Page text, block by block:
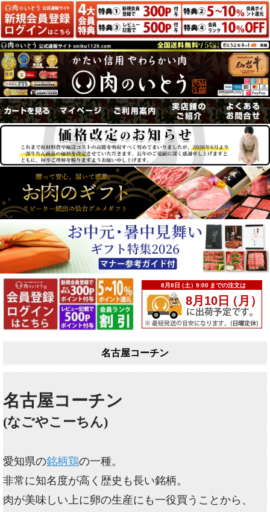
名古屋コーチン
名古屋コーチン
(なごやこーちん)
愛知県の銘柄鶏の一種。
非常に知名度が高く歴史も長い銘柄。
肉が美味しい上に卵の生産にも一役買うことから、